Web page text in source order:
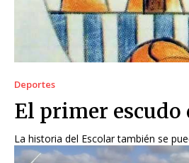
Deportes
El primer escudo
La historia del Escolar también se